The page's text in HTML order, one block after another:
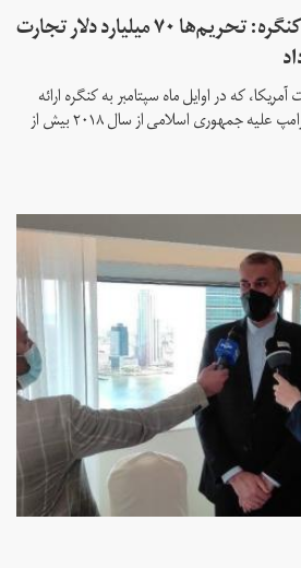
گزارش دولت آمریکا به کنگره: تحریم‌ها ۷۰ میلیارد دلار تجارت
که در اوایل ماه سپتامبر به کنگره ارائه
شد، تحریم‌های دولت دونالد ترامپ علیه جمهوری اسلامی از سال ۲۰۱۸ بیش از